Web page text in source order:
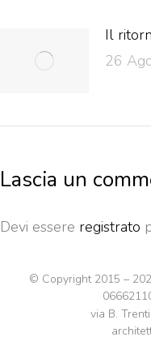
Il
26
Lascia un
Devi essere registrato
© Copyright 2015 –
via B.